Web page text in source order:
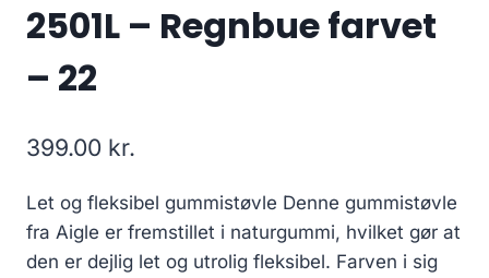
2501L – Regnbue farvet
– 22
399.00 kr.
Let og fleksibel gummistøvle Denne gummistøvle
fra Aigle er fremstillet i naturgummi, hvilket gør at
den er dejlig let og utrolig fleksibel. Farven i sig